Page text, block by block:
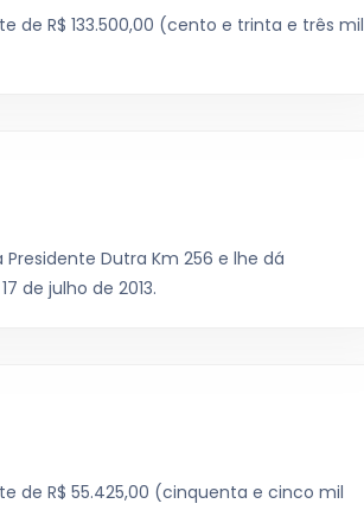
de R$ 133.500,00 (cento e trinta e três mil
Dutra Km 256 e lhe dá
de julho de 2013.
de R$ 55.425,00 (cinquenta e cinco mil